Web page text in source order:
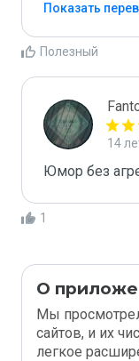
Показать
Полезный
14
Юмор без
1
О
Мы
сайтов, и их
легкое